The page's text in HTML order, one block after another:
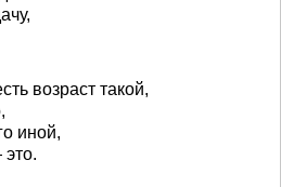
возраст такой,
иной,